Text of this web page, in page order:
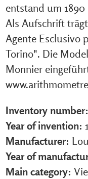
entstand um
Als Aufschrift
Agente Esclusivo
Torino". Die
Monnier
Inventory number:
Year of invention:
Manufacturer:
Year of
Main category: